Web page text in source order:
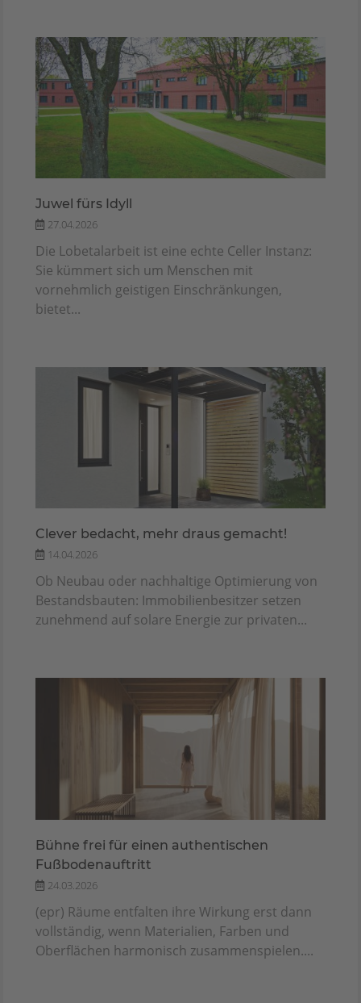
Juwel fürs Idyll
27.04.2026
Die Lobetalarbeit ist eine echte Celler Instanz:
Sie kümmert sich um Menschen mit
vornehmlich geistigen Einschränkungen,
bietet...
Clever bedacht, mehr draus gemacht!
14.04.2026
Ob Neubau oder nachhaltige Optimierung von
Bestandsbauten: Immobilienbesitzer setzen
zunehmend auf solare Energie zur privaten...
Bühne frei für einen authentischen
Fußbodenauftritt
24.03.2026
(epr) Räume entfalten ihre Wirkung erst dann
vollständig, wenn Materialien, Farben und
Oberflächen harmonisch zusammenspielen....